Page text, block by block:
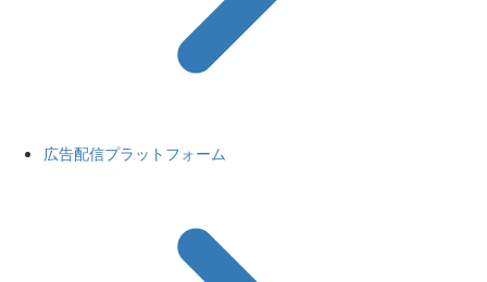
広告配信プラットフォーム